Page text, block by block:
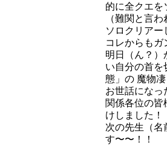
的に全クエを
（難関と言
ソロクリアー
コレからも
明日（ん？）
い自分の首を
態」の 魔物
お世話になっ
関係各位の皆
けしました！
次の先生（名
す〜〜！！